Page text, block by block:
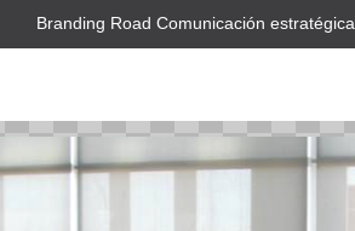
Branding Road Comunicación estratégica